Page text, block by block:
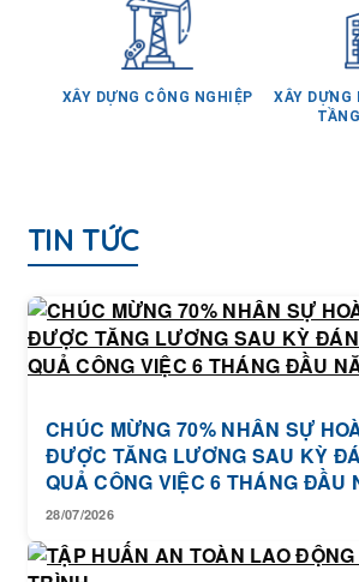
XÂY DỰNG CÔNG NGHIỆP
XÂY DỰNG
TIN TỨC
CHÚC MỪNG 70% NHÂN SỰ
ĐƯỢC TĂNG LƯƠNG SAU KỲ
QUẢ CÔNG VIỆC 6 THÁNG ĐẦU
28/07/2026